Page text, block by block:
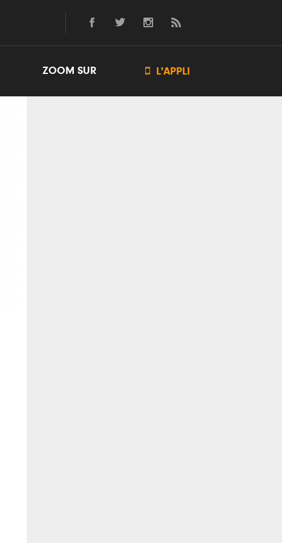
ZOOM SUR  L'APPLI